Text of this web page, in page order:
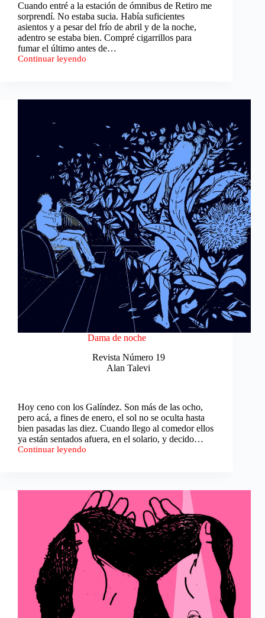
Cuando entré a la estación de ómnibus de Retiro me
sorprendí. No estaba sucia. Había suficientes
asientos y a pesar del frío de abril y de la noche,
adentro se estaba bien. Compré cigarrillos para
fumar el último antes de…
Continuar leyendo
Una
Dama de noche
Revista Número 19
Alan Talevi
Hoy ceno con los Galíndez. Son más de las ocho,
pero acá, a fines de enero, el sol no se oculta hasta
bien pasadas las diez. Cuando llego al comedor ellos
ya están sentados afuera, en el solario, y decido…
Continuar leyendo
Dama